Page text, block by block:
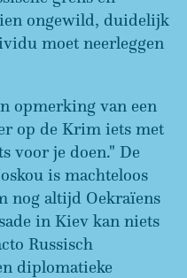
ongewild, duidelijk
moet neerleggen
opmerking van een
op de Krim iets met
voor je doen." De
is machteloos
nog altijd Oekraïens
in Kiev kan niets
Russisch
diplomatieke